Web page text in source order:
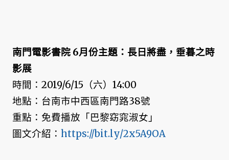
南門電影書院 6月份主題：長日將盡，垂暮之時
影展
時間：2019/6/15（六）14:00
地點：台南市中西區南門路38號
重點：免費播放「巴黎窈窕淑女」
圖文介紹： https://bit.ly/2x5A9OA